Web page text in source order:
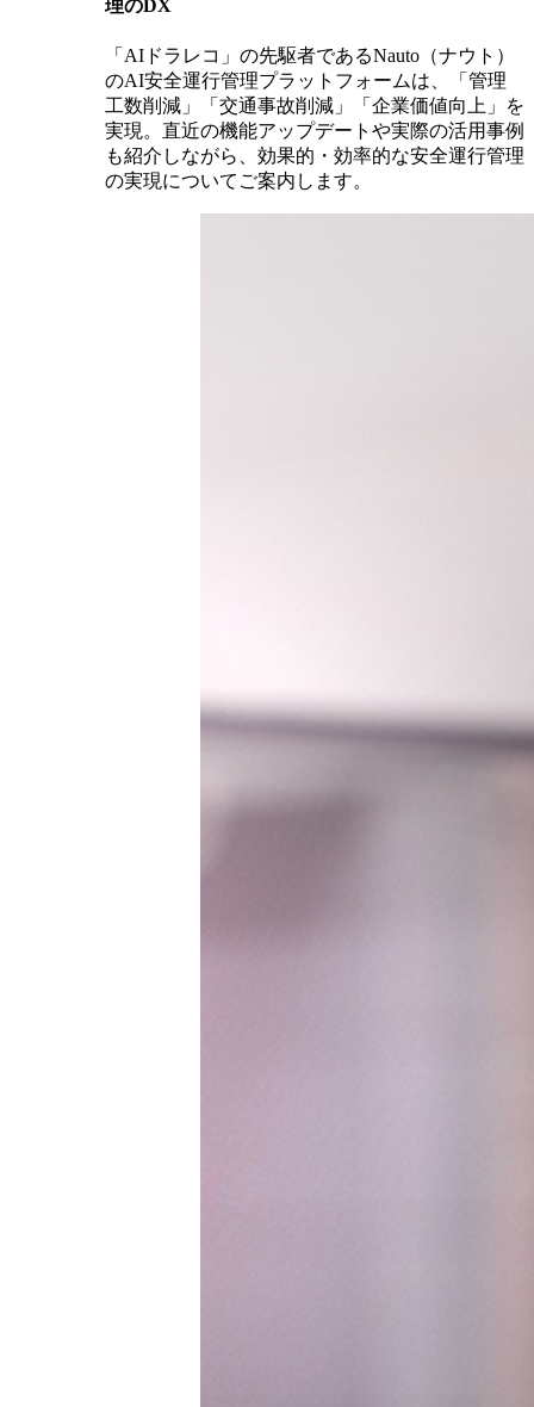
理のDX
「AIドラレコ」の先駆者であるNauto（ナウト）
のAI安全運行管理プラットフォームは、「管理
工数削減」「交通事故削減」「企業価値向上」を
実現。直近の機能アップデートや実際の活用事例
も紹介しながら、効果的・効率的な安全運行管理
の実現についてご案内します。